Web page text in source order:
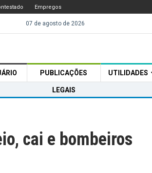
Empregos
07 de agosto de 2026
PUBLICAÇÕES
LEGAIS
UTILIDADES
cai e bombeiros